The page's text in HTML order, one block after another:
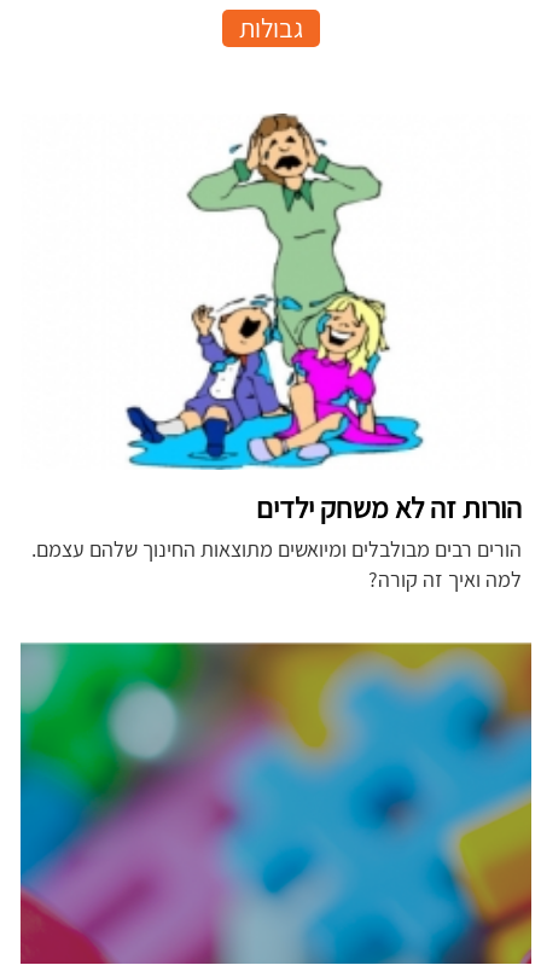
גבולות
הורות זה לא משחק ילדים
הורים רבים מבולבלים ומיואשים מתוצאות החינוך שלהם עצמם.
למה ואיך זה קורה?